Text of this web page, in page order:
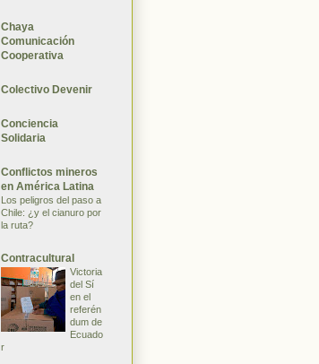
Chaya
Comunicación
Cooperativa
Colectivo Devenir
Conciencia
Solidaria
Conflictos mineros
en América Latina
Los peligros del paso a
Chile: ¿y el cianuro por
la ruta?
Contracultural
Victoria
del Sí
en el
referén
dum de
Ecuado
r